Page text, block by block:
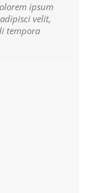
ipsum
velit,
tempora
est id ligula
sadips